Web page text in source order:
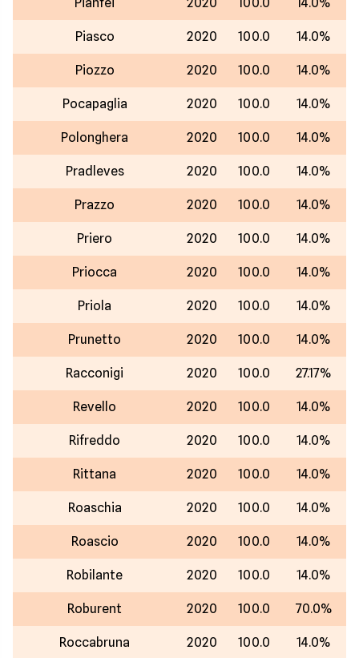
Piasco 2020 100.0 14.0%
Piozzo 2020 100.0 14.0%
Pocapaglia 2020 100.0 14.0%
Polonghera 2020 100.0 14.0%
Pradleves 2020 100.0 14.0%
Prazzo 2020 100.0 14.0%
Priero 2020 100.0 14.0%
Priocca 2020 100.0 14.0%
Priola 2020 100.0 14.0%
Prunetto 2020 100.0 14.0%
Racconigi 2020 100.0 27.17%
Revello 2020 100.0 14.0%
Rifreddo 2020 100.0 14.0%
Rittana 2020 100.0 14.0%
Roaschia 2020 100.0 14.0%
Roascio 2020 100.0 14.0%
Robilante 2020 100.0 14.0%
Roburent 2020 100.0 70.0%
Roccabruna 2020 100.0 14.0%